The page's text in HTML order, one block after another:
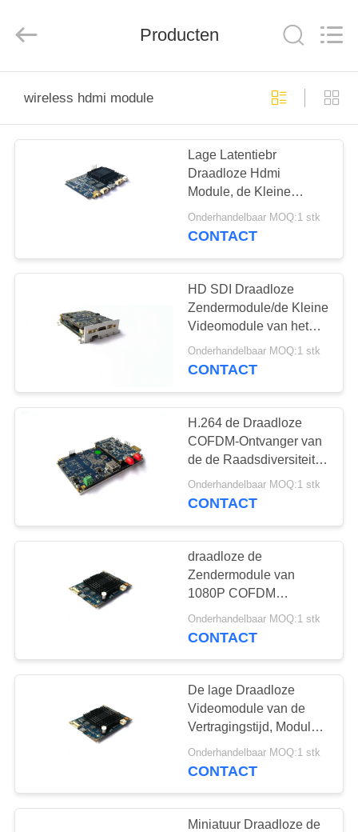
PRODUCTEN
OVER
FABRIEKSTOUR
KWALITEITSCONTROLE
CONTACT
MET
EEN
OFFERTE
PRIVACYBELEID
Technology
Co.,Ltd.
Reserved.
Producten
wireless hdmi module
Lage Latentiebr
Draadloze Hdmi
Module, de Kleine
Module van de
Volumehdmi Vertoning
Onderhandelbaar MOQ:1 stk
CONTACT
HD SDI Draadloze
Zendermodule/de Kleine
Videomodule van het
Zenderapparaat
Onderhandelbaar MOQ:1 stk
CONTACT
H.264 de Draadloze
COFDM-Ontvanger van
de de Raadsdiversiteit
van de Modulehd
Digitale Ontvanger
Onderhandelbaar MOQ:1 stk
CONTACT
draadloze de
Zendermodule van
1080P COFDM
HD/Minicofdm de
Zendermodule van
Onderhandelbaar MOQ:1 stk
CONTACT
De lage Draadloze
Videomodule van de
Vertragingstijd, Module
van de 2 Kanaalrf de
Videozender
Onderhandelbaar MOQ:1 stk
CONTACT
Miniatuur Draadloze de